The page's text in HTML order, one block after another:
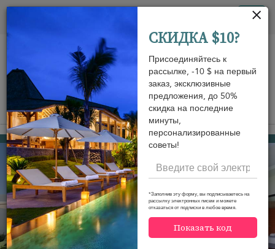
View on map
Hua Thanon beach
СКИДКА $10?
Присоединяйтесь к
рассылке, -10 $ на первый
заказ, эксклюзивные
предложения, до 50%
скидка на последние
минуты,
персонализированные
советы!
*Заполнив эту форму, вы подписываетесь на
рассылку электронных писем и можете
отказаться от подписки в любое время.
Показать код
Панель управления cookies